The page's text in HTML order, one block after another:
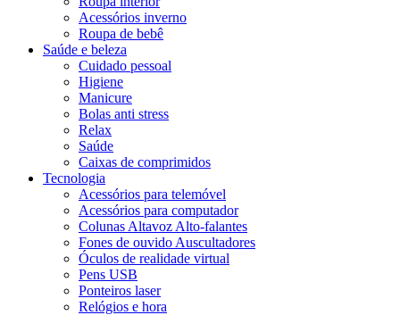
Acessórios inverno
Roupa de bebê
Saúde e beleza
Cuidado pessoal
Higiene
Manicure
Bolas anti stress
Relax
Saúde
Caixas de comprimidos
Tecnologia
Acessórios para telemóvel
Acessórios para computador
Colunas Altavoz Alto-falantes
Fones de ouvido Auscultadores
Óculos de realidade virtual
Pens USB
Ponteiros laser
Relógios e hora